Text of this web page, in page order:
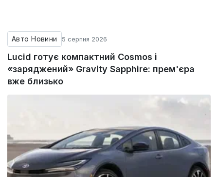
Авто Новини 5 серпня 2026
Lucid готує компактний Cosmos і
«заряджений» Gravity Sapphire: прем'єра
вже близько